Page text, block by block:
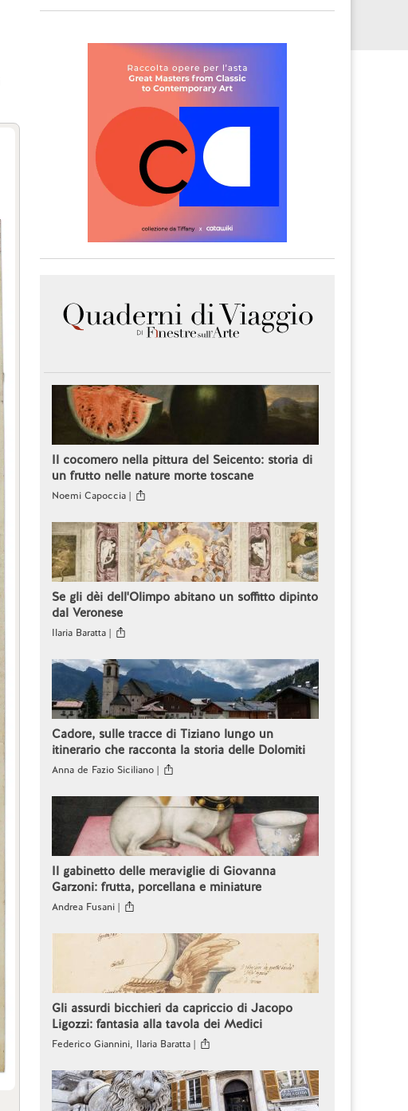
Il cocomero nella pittura del Seicento: storia di
un frutto nelle nature morte toscane
Noemi Capoccia |
Se gli dèi dell'Olimpo abitano un soffitto dipinto
dal Veronese
Ilaria Baratta |
Cadore, sulle tracce di Tiziano lungo un
itinerario che racconta la storia delle Dolomiti
Anna de Fazio Siciliano |
Il gabinetto delle meraviglie di Giovanna
Garzoni: frutta, porcellana e miniature
Andrea Fusani |
Gli assurdi bicchieri da capriccio di Jacopo
Ligozzi: fantasia alla tavola dei Medici
Federico Giannini, Ilaria Baratta |